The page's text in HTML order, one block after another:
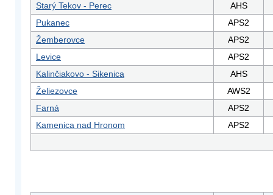
Starý Tekov - Perec
AHS
Pukanec
APS2
Žemberovce
APS2
Levice
APS2
Kalinčiakovo - Sikenica
AHS
Želiezovce
AWS2
Farná
APS2
Kamenica nad Hronom
APS2